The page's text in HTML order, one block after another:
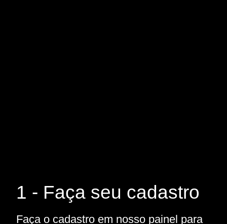
1 - Faça seu cadastro
Faça o cadastro em nosso painel para